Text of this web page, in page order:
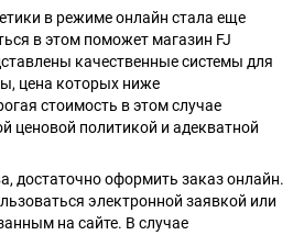
в режиме онлайн стала еще
в этом поможет магазин FJ
качественные системы для
цена которых ниже
стоимость в этом случае
ценовой политикой и адекватной
достаточно оформить заказ онлайн.
электронной заявкой или
на сайте. В случае